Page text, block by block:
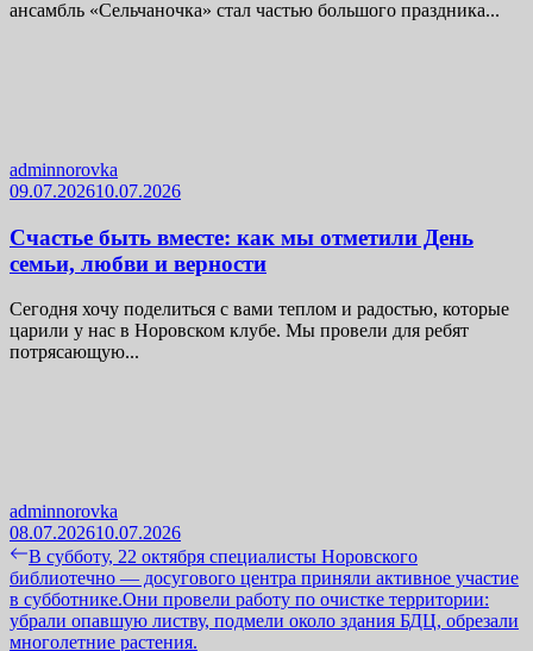
ансамбль «Сельчаночка» стал частью большого праздника...
adminnorovka
09.07.202610.07.2026
Счастье быть вместе: как мы отметили День
семьи, любви и верности
Сегодня хочу поделиться с вами теплом и радостью, которые
царили у нас в Норовском клубе. Мы провели для ребят
потрясающую...
adminnorovka
08.07.202610.07.2026
Навигация
по
записям
Previous
post:
В субботу, 22 октября специалисты Норовского
библиотечно — досугового центра приняли активное участие
в субботнике.Они провели работу по очистке территории:
убрали опавшую листву, подмели около здания БДЦ, обрезали
многолетние растения.